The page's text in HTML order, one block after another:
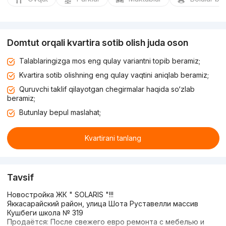
Domtut orqali kvartira sotib olish juda oson
Talablaringizga mos eng qulay variantni topib beramiz;
Kvartira sotib olishning eng qulay vaqtini aniqlab beramiz;
Quruvchi taklif qilayotgan chegirmalar haqida so‘zlab
beramiz;
Butunlay bepul maslahat;
Kvartirani tanlang
Tavsif
Новостройка ЖК " SOLARIS "!!!
Яккасарайский район, улица Шота Руставелли массив
Кушбеги школа № 319
Продаётся: После свежего евро ремонта с мебелью и